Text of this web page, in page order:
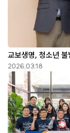
교보생명, 청소년
2026.03.18